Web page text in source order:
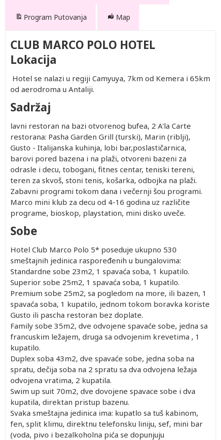
Program Putovanja Map
CLUB MARCO POLO HOTEL
Lokacija
Hotel se nalazi u regiji Camyuya, 7km od Kemera i 65km
od aerodroma u Antaliji.
Sadržaj
lavni restoran na bazi otvorenog bufea, 2 A'la Carte
restorana: Pasha Garden Grill (turski), Marin (riblji),
Gusto - Italijanska kuhinja, lobi bar,poslastičarnica,
barovi pored bazena i na plaži, otvoreni bazeni za
odrasle i decu, tobogani, fitnes centar, teniski tereni,
teren za skvoš, stoni tenis, košarka, odbojka na plaži.
Zabavni programi tokom dana i večernji šou programi.
Marco mini klub za decu od 4-16 godina uz različite
programe, bioskop, playstation, mini disko uveče.
Sobe
Hotel Club Marco Polo 5* poseduje ukupno 530
smeštajnih jedinica raspoređenih u bungalovima:
Standardne sobe 23m2, 1 spavaća soba, 1 kupatilo.
Superior sobe 25m2, 1 spavaća soba, 1 kupatilo.
Premium sobe 25m2, sa pogledom na more, ili bazen, 1
spavaća soba, 1 kupatilo, jednom tokom boravka koriste
Gusto ili pascha restoran bez doplate.
Family sobe 35m2, dve odvojene spavaće sobe, jedna sa
francuskim ležajem, druga sa odvojenim krevetima , 1
kupatilo.
Duplex soba 43m2, dve spavaće sobe, jedna soba na
spratu, dečija soba na 2 spratu sa dva odvojena ležaja
odvojena vratima, 2 kupatila.
Swim up suit 70m2, dve dovojene spavace sobe i dva
kupatila, direktan pristup bazenu.
Svaka smeštajna jedinica ima: kupatlo sa tuš kabinom,
fen, split klimu, direktnu telefonsku liniju, sef, mini bar
(voda, pivo i bezalkoholna pića se dopunjuju